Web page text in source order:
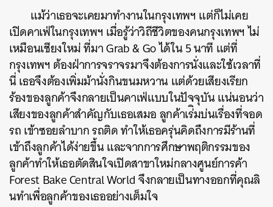
แม้ว่าเธอจะเคยมาทำงานในกรุงเทพฯ แต่ก็ไม่เคย
เปิดคาเฟ่ในกรุงเทพฯ เมื่อรู้ว่าวิถีชีวิตของคนกรุงเทพฯ ไม่
เหมือนเชียงใหม่ที่มาGrab & Goได้ใน5นาที แต่ที่
กรุงเทพฯ ต้องฝ่าการจราจรมาจึงต้องการนั่งและใช้เวลาที่
นี่เธอจึงต้องเพิ่มม้านั่งกินขนมหวาน แต่ด้วยเสียงเรียก
ร้องของลูกค้าจึงกลายเป็นคาเฟ่แบบในปัจจุบันแน่นอนว่า
เสียงของลูกค้าสำคัญกับเธอเสมอลูกค้าเร่ิมบ่นเรื่องที่จอด
รถเข้าซอยลำบากรถติดทำให้เธอครุ่นคิดถึงการมีร้านที่
เข้าถึงลูกค้าได้ง่ายขึ้นและจากการศึกษาพฤติกรรมของ
ลูกค้าทำให้เธอตัดสินใจเปิดสาขาใหม่กลางศูนย์การค้า
Forest Bake Central Worldจึงกลายเป็นทางออกที่คุณลิ
นทำเพื่อลูกค้าของเธออย่างเต็มใจ